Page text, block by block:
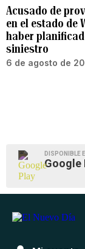
Acusado de
en el estado de
haber
siniestro
6 de agosto de
DISPONIBLE
Google